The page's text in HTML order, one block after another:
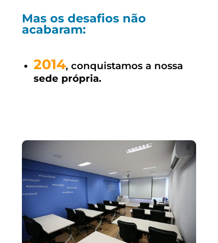
Mas os desafios não
acabaram:
2014, conquistamos a nossa
sede própria.